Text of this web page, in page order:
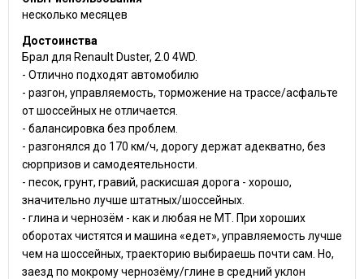
несколько месяцев
Достоинства
Брал для Renault Duster, 2.0 4WD.
- Отлично подходят автомобилю
- разгон, управляемость, торможение на трассе/асфальте
от шоссейных не отличается.
- балансировка без проблем.
- разгонялся до 170 км/ч, дорогу держат адекватно, без
сюрпризов и самодеятельности.
- песок, грунт, гравий, раскисшая дорога - хорошо,
значительно лучше штатных/шоссейных.
- глина и чернозём - как и любая не МТ. При хороших
оборотах чистятся и машина «едет», управляемость лучше
чем на шоссейных, траекторию выбираешь почти сам. Но,
заезд по мокрому чернозёму/глине в средний уклон